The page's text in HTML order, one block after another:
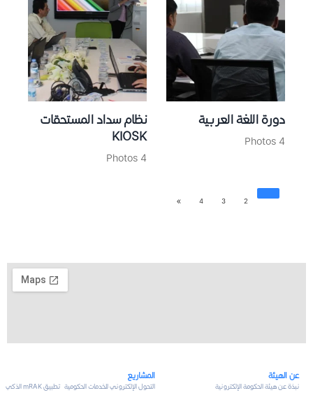
دورة اللغة العربية
4 Photos
نظام سداد المستحقات
KIOSK
4 Photos
1
2
3
4
»
عن الهيئة
نبذة عن هيئة الحكومة الإلكترونية
المشاريع
التحول الإلكتروني للخدمات الحكومية تطبيق mRAK الذكي